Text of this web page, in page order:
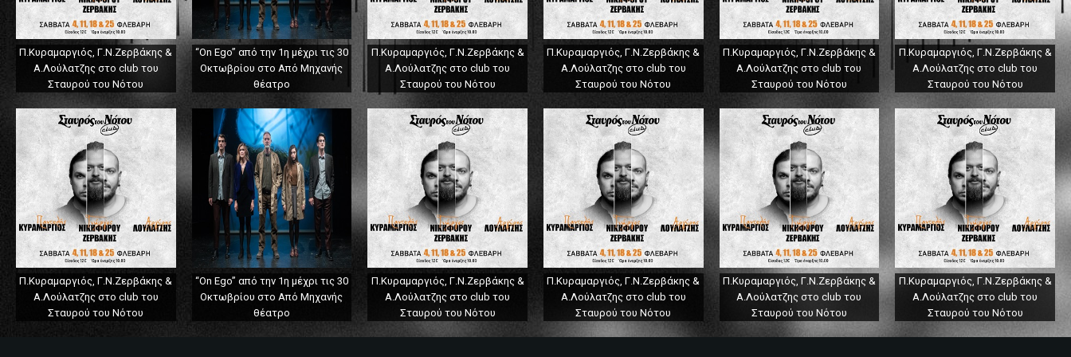
Π.Κυραμαργιός, Γ.Ν.Ζερβάκης &
Α.Λούλατζης στο club του
Σταυρού του Νότου
“On Ego” από την 1η μέχρι τις 30
Οκτωβρίου στο Από Μηχανής
θέατρο
Π.Κυραμαργιός, Γ.Ν.Ζερβάκης &
Α.Λούλατζης στο club του
Σταυρού του Νότου
Π.Κυραμαργιός, Γ.Ν.Ζερβάκης &
Α.Λούλατζης στο club του
Σταυρού του Νότου
Π.Κυραμαργιός, Γ.Ν.Ζερβάκης &
Α.Λούλατζης στο club του
Σταυρού του Νότου
Π.Κυραμαργιός, Γ.Ν.Ζερβάκης &
Α.Λούλατζης στο club του
Σταυρού του Νότου
Π.Κυραμαργιός, Γ.Ν.Ζερβάκης &
Α.Λούλατζης στο club του
Σταυρού του Νότου
“On Ego” από την 1η μέχρι τις 30
Οκτωβρίου στο Από Μηχανής
θέατρο
Π.Κυραμαργιός, Γ.Ν.Ζερβάκης &
Α.Λούλατζης στο club του
Σταυρού του Νότου
Π.Κυραμαργιός, Γ.Ν.Ζερβάκης &
Α.Λούλατζης στο club του
Σταυρού του Νότου
Π.Κυραμαργιός, Γ.Ν.Ζερβάκης &
Α.Λούλατζης στο club του
Σταυρού του Νότου
Π.Κυραμαργιός, Γ.Ν.Ζερβάκης &
Α.Λούλατζης στο club του
Σταυρού του Νότου